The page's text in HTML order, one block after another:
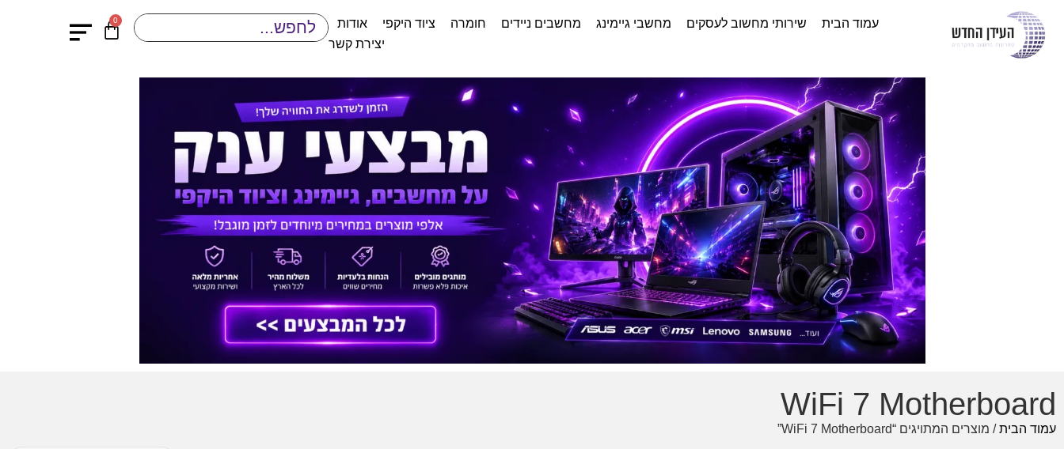
עמוד הבית שירותי מחשוב לעסקים מחשבי גיימינג מחשבים ניידים חומרה ציוד היקפי
אודות
יצירת קשר
0
WiFi 7 Motherboard
עמוד הבית/ מוצרים המתויגים “WiFi 7 Motherboard”